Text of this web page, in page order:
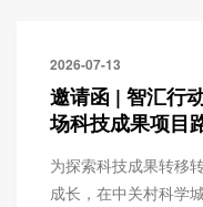
2026-07-13
邀请函 | 智汇行
场科技成果项目
为探索科技成果转移
成长，在中关村科学